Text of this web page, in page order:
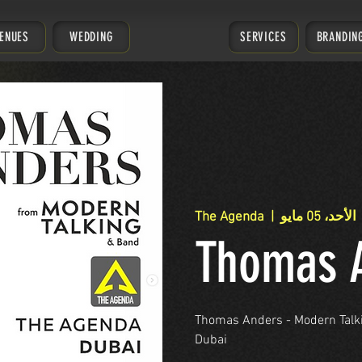
WEDDING SERVICES
الأحد، 05 مايو
  |
The Agenda
Thomas
Thomas Anders - Modern
Dubai